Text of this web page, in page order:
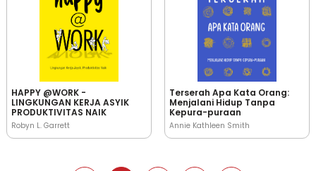
HAPPY @WORK -
LINGKUNGAN KERJA ASYIK
PRODUKTIVITAS NAIK
Robyn L. Garrett
Terserah Apa Kata Orang:
Menjalani Hidup Tanpa
Kepura-puraan
Annie Kathleen Smith